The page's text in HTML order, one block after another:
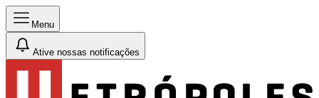
Menu
Ative nossas notificações